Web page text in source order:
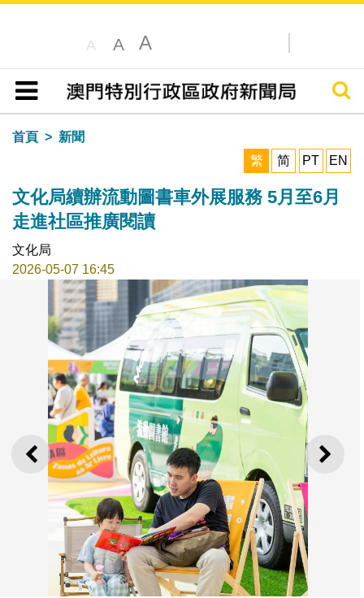
A A A
目錄
搜尋
首頁
新聞
繁
简 PT EN
文化局續辦流動圖書車外展服務 5月至6月
走進社區推廣閱讀
文化局
2026-05-07 16:45
上一則 下一